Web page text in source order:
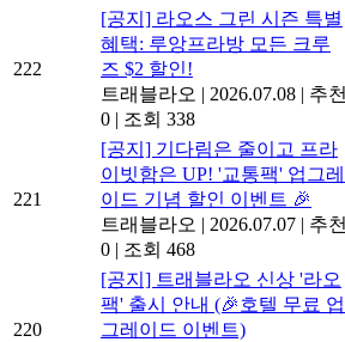
222
[공지] 라오스 그린 시즌 특별
혜택: 루앙프라방 모든 크루
즈 $2 할인!
트래블라오 | 2026.07.08 | 추천
0 | 조회 338
221
[공지] 기다림은 줄이고 프라
이빗함은 UP! '교통팩' 업그레
이드 기념 할인 이벤트 🎉
트래블라오 | 2026.07.07 | 추천
0 | 조회 468
220
[공지] 트래블라오 신상 '라오
팩' 출시 안내 (🎉호텔 무료 업
그레이드 이벤트)